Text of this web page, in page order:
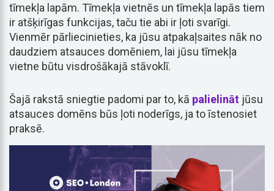
tīmekļa lapām. Tīmekļa vietnēs un tīmekļa lapās tiem
ir atšķirīgas funkcijas, taču tie abi ir ļoti svarīgi.
Vienmēr pārliecinieties, ka jūsu atpakaļsaites nāk no
daudziem atsauces domēniem, lai jūsu tīmekļa
vietne būtu visdrošākajā stāvoklī.
Šajā rakstā sniegtie padomi par to, kā palielināt jūsu
atsauces domēns būs ļoti noderīgs, ja to īstenosiet
praksē.